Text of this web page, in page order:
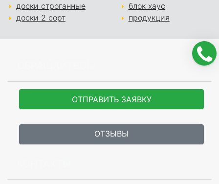
доски строганные
доски 2 сорт
блок хаус
продукция
ОТПРАВИТЬ ЗАЯВКУ
ОТЗЫВЫ